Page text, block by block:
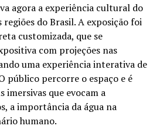
agora a experiência cultural do
do Brasil. A exposição foi
customizada, que se
com projeções nas
uma experiência interativa de
público percorre o espaço e é
imersivas que evocam a
a importância da água na
humano.